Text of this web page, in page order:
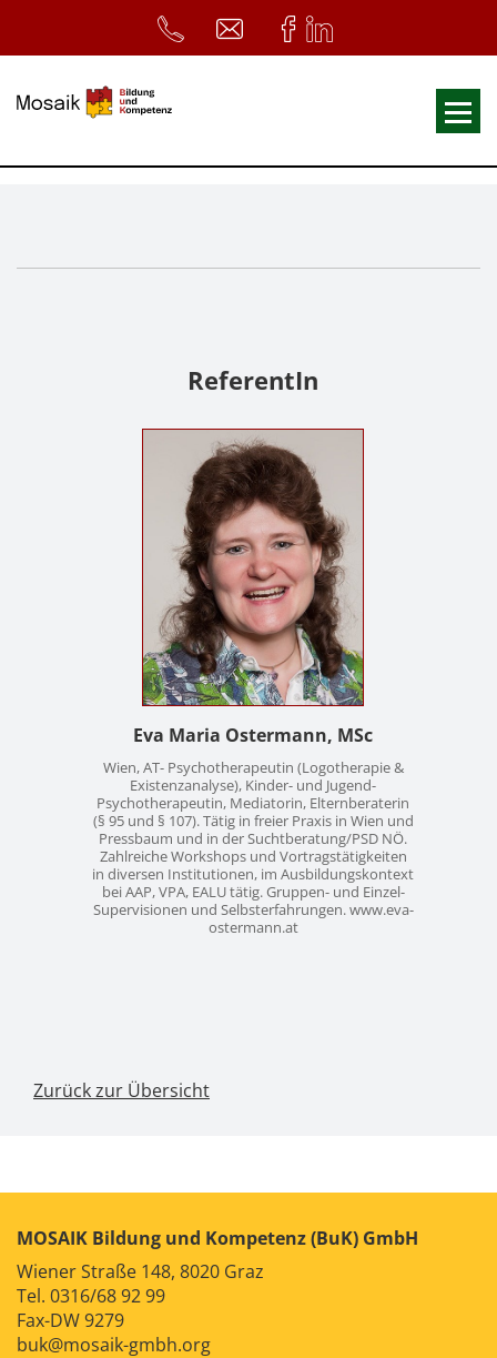
33. Heilpädagogischer Tag
Download
News
ReferentIn
Eva Maria Ostermann, MSc
Wien, AT- Psychotherapeutin (Logotherapie &
Existenzanalyse), Kinder- und Jugend-
Psychotherapeutin, Mediatorin, Elternberaterin
(§ 95 und § 107). Tätig in freier Praxis in Wien und
Pressbaum und in der Suchtberatung/PSD NÖ.
Zahlreiche Workshops und Vortragstätigkeiten
in diversen Institutionen, im Ausbildungskontext
bei AAP, VPA, EALU tätig. Gruppen- und Einzel-
Supervisionen und Selbsterfahrungen. www.eva-
ostermann.at
Zurück zur Übersicht
MOSAIK Bildung und Kompetenz (BuK) GmbH
Wiener Straße 148, 8020 Graz
Tel. 0316/68 92 99
Fax-DW 9279
buk@mosaik-gmbh.org